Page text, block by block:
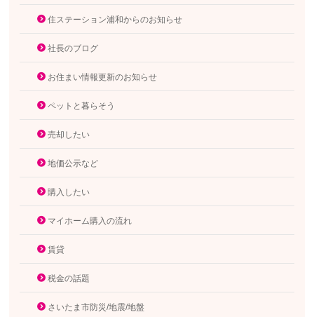
住ステーション浦和からのお知らせ
社長のブログ
お住まい情報更新のお知らせ
ペットと暮らそう
売却したい
地価公示など
購入したい
マイホーム購入の流れ
賃貸
税金の話題
さいたま市防災/地震/地盤